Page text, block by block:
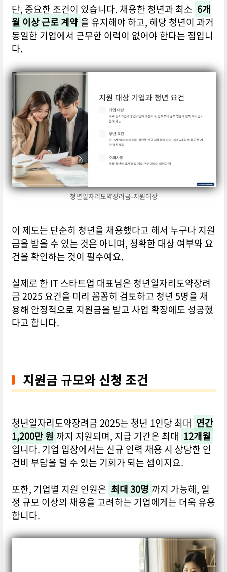
단, 중요한 조건이 있습니다. 채용한 청년과 최소 6개
월 이상 근로 계약 을 유지해야 하고, 해당 청년이 과거
동일한 기업에서 근무한 이력이 없어야 한다는 점입니
다.
청년일자리도약장려금-지원대상
이 제도는 단순히 청년을 채용했다고 해서 누구나 지원
금을 받을 수 있는 것은 아니며, 정확한 대상 여부와 요
건을 확인하는 것이 필수예요.
실제로 한 IT 스타트업 대표님은 청년일자리도약장려
금 2025 요건을 미리 꼼꼼히 검토하고 청년 5명을 채
용해 안정적으로 지원금을 받고 사업 확장에도 성공했
다고 합니다.
지원금 규모와 신청 조건
청년일자리도약장려금 2025는 청년 1인당 최대 연간
1,200만 원 까지 지원되며, 지급 기간은 최대 12개월
입니다. 기업 입장에서는 신규 인력 채용 시 상당한 인
건비 부담을 덜 수 있는 기회가 되는 셈이지요.
또한, 기업별 지원 인원은 최대 30명 까지 가능해, 일
정 규모 이상의 채용을 고려하는 기업에게는 더욱 유용
합니다.